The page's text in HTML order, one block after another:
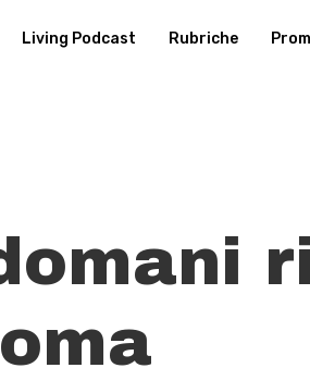
Living Podcast Rubriche